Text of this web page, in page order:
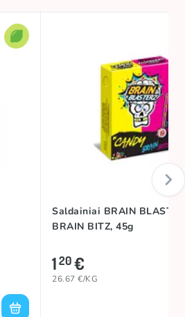
Saldainiai BRAIN
BRAIN BITZ, 45g
120€
26.67 €/KG